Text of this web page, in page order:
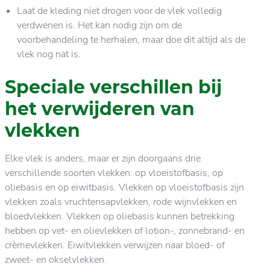
Laat de kleding niet drogen voor de vlek volledig
verdwenen is. Het kan nodig zijn om de
voorbehandeling te herhalen, maar doe dit altijd als de
vlek nog nat is.
Speciale verschillen bij
het verwijderen van
vlekken
Elke vlek is anders, maar er zijn doorgaans drie
verschillende soorten vlekken: op vloeistofbasis, op
oliebasis en op eiwitbasis. Vlekken op vloeistofbasis zijn
vlekken zoals vruchtensapvlekken, rode wijnvlekken en
bloedvlekken. Vlekken op oliebasis kunnen betrekking
hebben op vet- en olievlekken of lotion-, zonnebrand- en
crèmevlekken. Eiwitvlekken verwijzen naar bloed- of
zweet- en okselvlekken.